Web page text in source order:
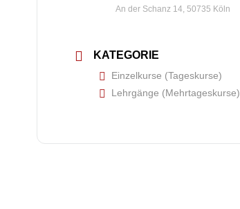
An der Schanz 14, 50735 Köln
KATEGORIE
Einzelkurse (Tageskurse)
Lehrgänge (Mehrtageskurse)